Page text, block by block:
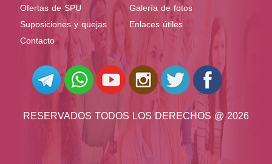
Ofertas de SPU
Galería de fotos
Suposiciones y quejas
Enlaces útiles
Contacto
RESERVADOS TODOS LOS DERECHOS @ 2026